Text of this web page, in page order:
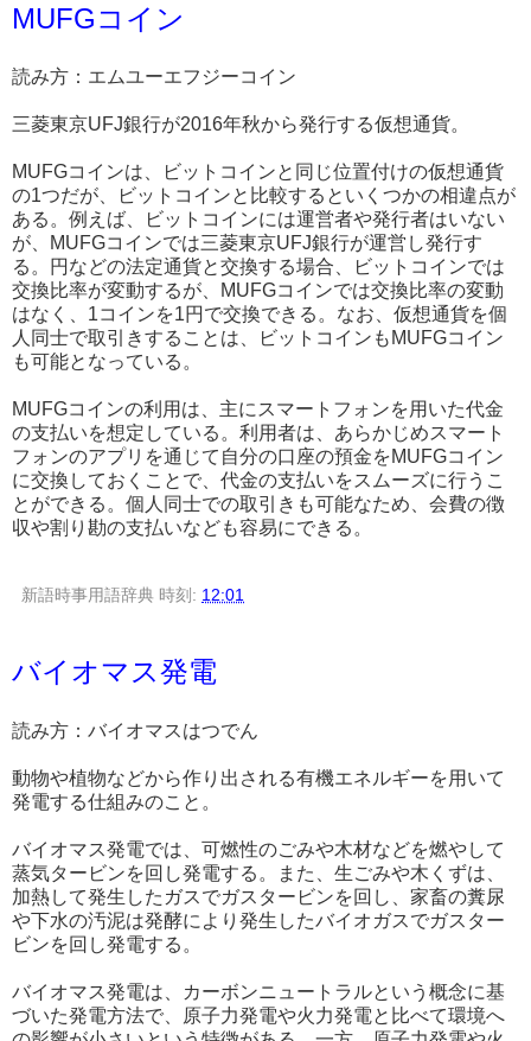
MUFGコイン
読み方：エムユーエフジーコイン
三菱東京UFJ銀行が2016年秋から発行する仮想通貨。
MUFGコインは、ビットコインと同じ位置付けの仮想通貨
の1つだが、ビットコインと比較するといくつかの相違点が
ある。例えば、ビットコインには運営者や発行者はいない
が、MUFGコインでは三菱東京UFJ銀行が運営し発行す
る。円などの法定通貨と交換する場合、ビットコインでは
交換比率が変動するが、MUFGコインでは交換比率の変動
はなく、1コインを1円で交換できる。なお、仮想通貨を個
人同士で取引きすることは、ビットコインもMUFGコイン
も可能となっている。
MUFGコインの利用は、主にスマートフォンを用いた代金
の支払いを想定している。利用者は、あらかじめスマート
フォンのアプリを通じて自分の口座の預金をMUFGコイン
に交換しておくことで、代金の支払いをスムーズに行うこ
とができる。個人同士での取引きも可能なため、会費の徴
収や割り勘の支払いなども容易にできる。
新語時事用語辞典 時刻: 12:01
バイオマス発電
読み方：バイオマスはつでん
動物や植物などから作り出される有機エネルギーを用いて
発電する仕組みのこと。
バイオマス発電では、可燃性のごみや木材などを燃やして
蒸気タービンを回し発電する。また、生ごみや木くずは、
加熱して発生したガスでガスタービンを回し、家畜の糞尿
や下水の汚泥は発酵により発生したバイオガスでガスター
ビンを回し発電する。
バイオマス発電は、カーボンニュートラルという概念に基
づいた発電方法で、原子力発電や火力発電と比べて環境へ